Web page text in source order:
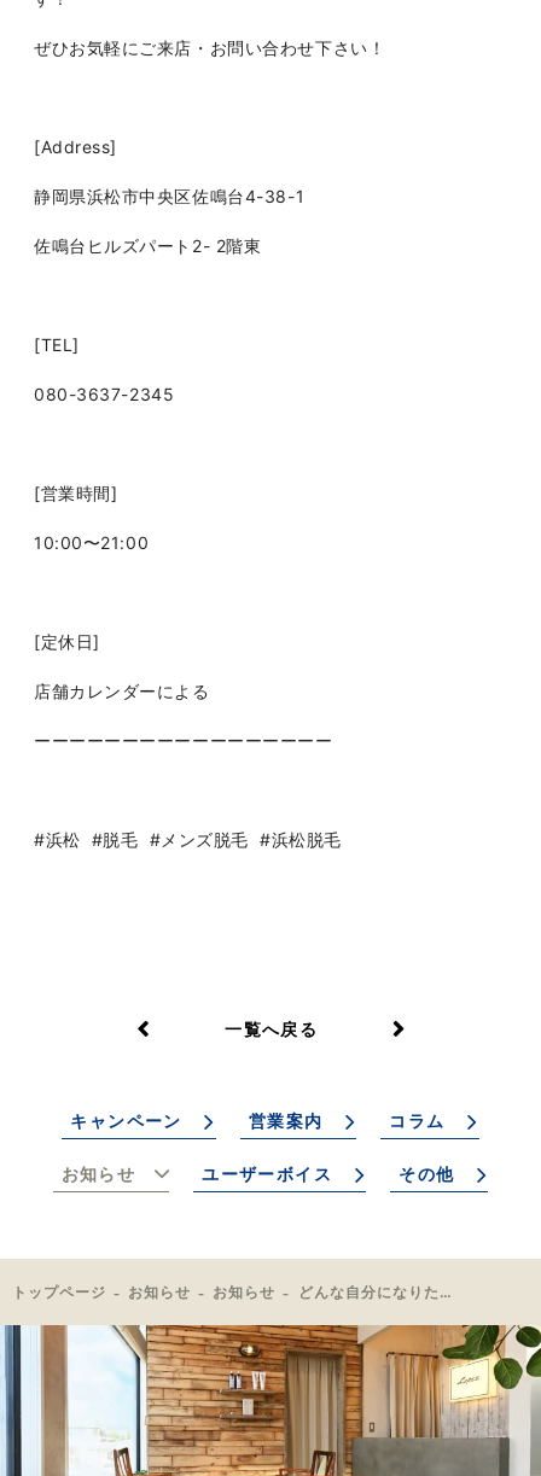
ぜひお気軽にご来店・お問い合わせ下さい！
[Address]
静岡県浜松市中央区佐鳴台4-38-1
佐鳴台ヒルズパート2- 2階東
[TEL]
080-3637-2345
[営業時間]
10:00〜21:00
[定休日]
店舗カレンダーによる
ーーーーーーーーーーーーーーーーー
#浜松 #脱毛 #メンズ脱毛 #浜松脱毛
一覧へ戻る
キャンペーン 営業案内 コラム
お知らせ ユーザーボイス その他
トップページ お知らせ お知らせ どんな自分になりたいですか？